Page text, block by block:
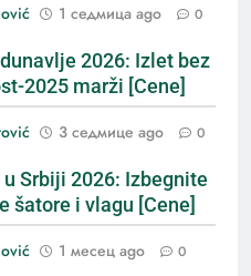
1 седмица ago 0
2026: Izlet bez
2025 marži [Cene]
3 седмице ago 0
Srbiji 2026: Izbegnite
šatore i vlagu [Cene]
1 месец ago 0